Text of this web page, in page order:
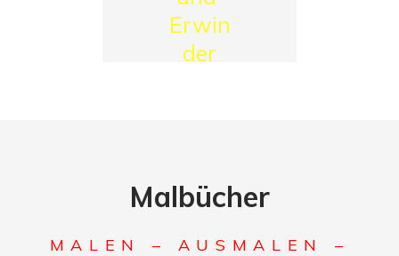
Erwin
der
Malbücher
MALEN – AUSMALEN –